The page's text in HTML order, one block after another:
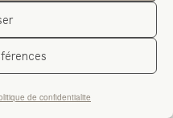
de confidentialite